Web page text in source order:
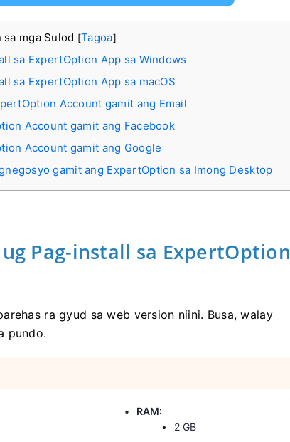
sa mga Sulod [Tagoa]
sa ExpertOption App sa Windows
sa ExpertOption App sa macOS
Account gamit ang Email
Account gamit ang Facebook
Account gamit ang Google
gamit ang ExpertOption sa Imong Desktop
Pag-install sa ExpertOption
ra gyud sa web version niini. Busa, walay
pundo.
RAM:
2 GB